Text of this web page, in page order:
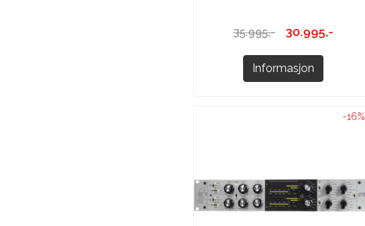
35.995,- 30.995,-
Informasjon
-16%